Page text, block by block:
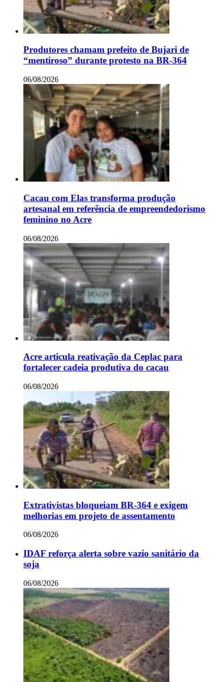
Produtores chamam prefeito de Bujari de
“mentiroso” durante protesto na BR-364
06/08/2026
Cacau com Elas transforma produção
artesanal em referência de empreendedorismo
feminino no Acre
06/08/2026
Acre articula reativação da Ceplac para
fortalecer cadeia produtiva do cacau
06/08/2026
Extrativistas bloqueiam BR-364 e exigem
melhorias em projeto de assentamento
06/08/2026
IDAF reforça alerta sobre vazio sanitário da
soja
06/08/2026